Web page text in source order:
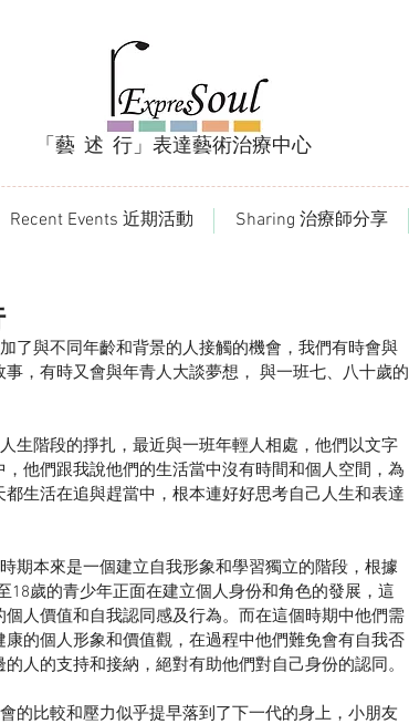
「藝 述 行」表達藝術治療中心
Recent Events 近期活動 Sharing 治療師分享
，有時又會與年青人大談夢想， 與一班七、八十歲的
他們跟我說他們的生活當中沒有時間和個人空間，為
生活在追與趕當中，根本連好好思考自己人生和表達
18歲的青少年正面在建立個人身份和角色的發展，這
人價值和自我認同感及行為。而在這個時期中他們需
的個人形象和價值觀，在過程中他們難免會有自我否
人的支持和接納，絕對有助他們對自己身份的認同。